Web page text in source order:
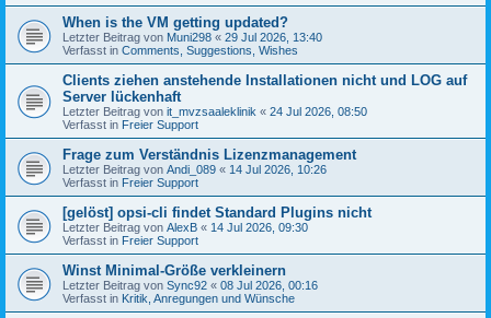
When is the VM getting updated?
Letzter Beitrag von Muni298 « 29 Jul 2026, 13:40
Verfasst in Comments, Suggestions, Wishes
Clients ziehen anstehende Installationen nicht und LOG auf
Server lückenhaft
Letzter Beitrag von it_mvzsaaleklinik « 24 Jul 2026, 08:50
Verfasst in Freier Support
Frage zum Verständnis Lizenzmanagement
Letzter Beitrag von Andi_089 « 14 Jul 2026, 10:26
Verfasst in Freier Support
[gelöst] opsi-cli findet Standard Plugins nicht
Letzter Beitrag von AlexB « 14 Jul 2026, 09:30
Verfasst in Freier Support
Winst Minimal-Größe verkleinern
Letzter Beitrag von Sync92 « 08 Jul 2026, 00:16
Verfasst in Kritik, Anregungen und Wünsche